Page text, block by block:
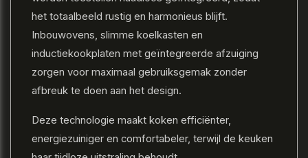
het totaalbeeld rustig en harmonieus blijft.
Inbouwovens, slimme koelkasten en
inductiekookplaten met geïntegreerde afzuiging
zorgen voor maximaal gebruiksgemak zonder
afbreuk te doen aan het design.
Deze technologie maakt koken efficiënter,
energiezuiniger en comfortabeler, terwijl de keuken